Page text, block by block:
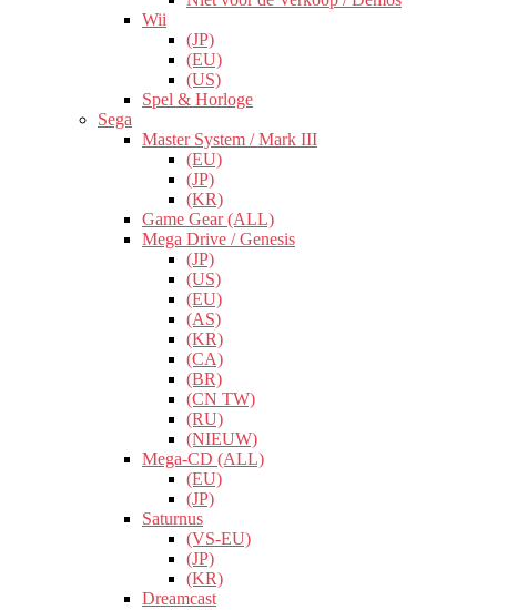
Wii
(JP)
(EU)
(US)
Spel & Horloge
Sega
Master System / Mark III
(EU)
(JP)
(KR)
Game Gear (ALL)
Mega Drive / Genesis
(JP)
(US)
(EU)
(AS)
(KR)
(CA)
(BR)
(CN TW)
(RU)
(NIEUW)
Mega-CD (ALL)
(EU)
(JP)
Saturnus
(VS-EU)
(JP)
(KR)
Dreamcast